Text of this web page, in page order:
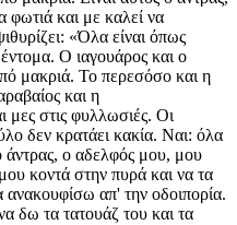
φωτιά και με καλεί να
«Όλα είναι όπως
Ο ιαγουάρος και ο
μακριά. Το περεσόσο και η
και η
μες στις φυλλωσιές. Οι
δεν κρατάει κακία. Ναι: όλα
άντρας, ο αδελφός μου, μου
κοντά στην πυρά και να τα
ανακουφίσω απ' την οδοιπορία.
δω τα τατουάζ του και τα